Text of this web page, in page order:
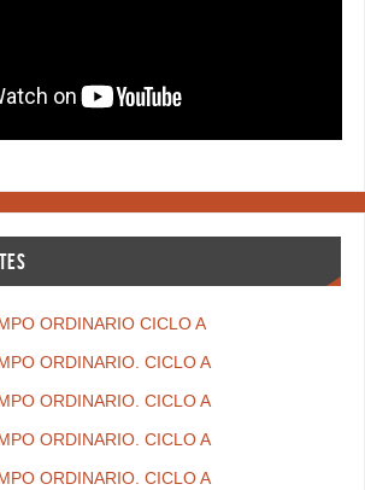
ORDINARIO CICLO A
ORDINARIO. CICLO A
ORDINARIO. CICLO A
ORDINARIO. CICLO A
ORDINARIO. CICLO A